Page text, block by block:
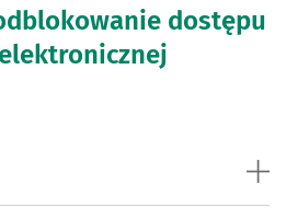
dostępu